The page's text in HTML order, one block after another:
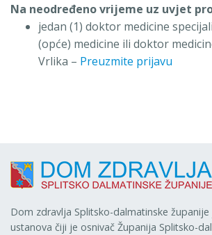
Na neodređeno vrijeme uz uvjet
jedan (1) doktor medicine
(opće) medicine ili doktor
Vrlika – Preuzmite prijavu
Dom zdravlja Splitsko-dalmatinske
ustanova čiji je osnivač Županija Splitsko-